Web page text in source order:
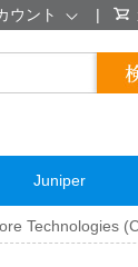
Juniper
Technologies
ウント |